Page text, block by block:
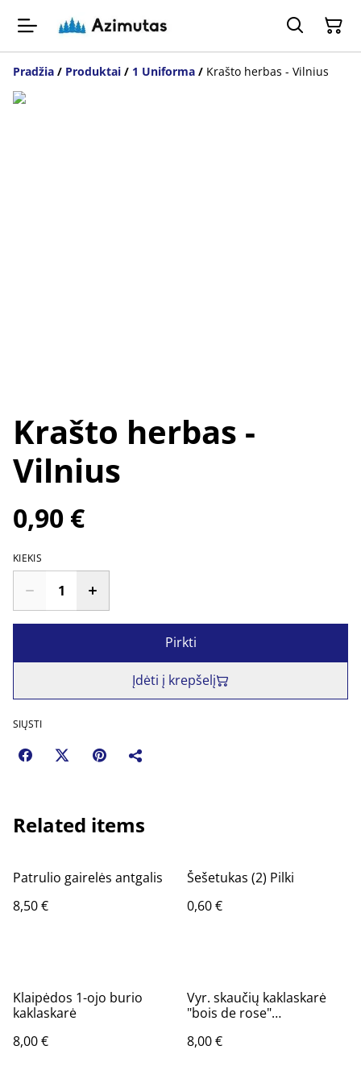
Pradžia / Produktai / 1 Uniforma / Krašto herbas - Vilnius
Krašto herbas -
Vilnius
0,90 €
KIEKIS
Pirkti
Įdėti į krepšelį
SIŲSTI
Related items
Patrulio gairelės antgalis
8,50 €
Šešetukas (2) Pilki
0,60 €
Klaipėdos 1-ojo burio
kaklaskarė
8,00 €
Vyr. skaučių kaklaskarė
"bois de rose"
8,00 €